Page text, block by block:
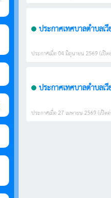
ประกาศเมื่อ 04 มิถุนายน 2569 (เปิ
ประกาศเมื่อ 27 เมษายน 2569 (เปิด